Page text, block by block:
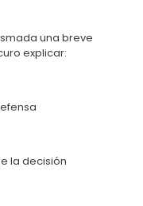
una breve
explicar:
la decisión